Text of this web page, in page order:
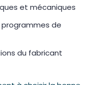
et mécaniques
de
du fabricant